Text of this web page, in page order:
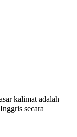
kalimat adalah
secara